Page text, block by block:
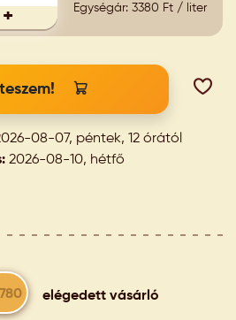
+
Egységár: 3380 Ft / liter
08-07, péntek, 12 órától
2026-08-10, hétfő
elégedett vásárló